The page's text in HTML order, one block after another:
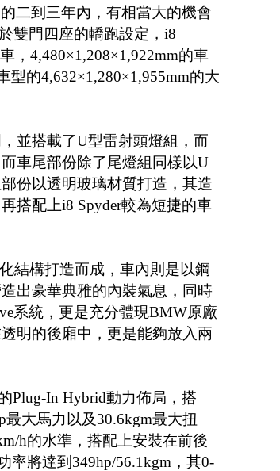
二到三年內，有相當大的機會
雙門四座的轎跑設定，i8
，4,480×1,208×1,922mm的車
型的4,632×1,280×1,955mm的大
並搭載了U型雷射頭燈組，而
車尾部份除了尾燈組同樣以U
份以透明玻璃材質打造，其造
搭配上i8 Spyder較為短捷的車
結構打造而成，車內則是以鋼
出豪華典雅的內裝氣息，同時
系統，更是充分體現BMW原廠
明的後廂中，更是能夠放入兩
Plug-In Hybrid動力佈局，搭
大馬力以及30.6kgm最大扭
h的水準，搭配上安裝在前後
率將達到349hp/56.1kgm，其0-